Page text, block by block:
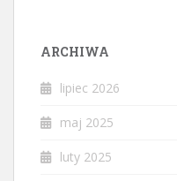
ARCHIWA
lipiec 2026
maj 2025
luty 2025